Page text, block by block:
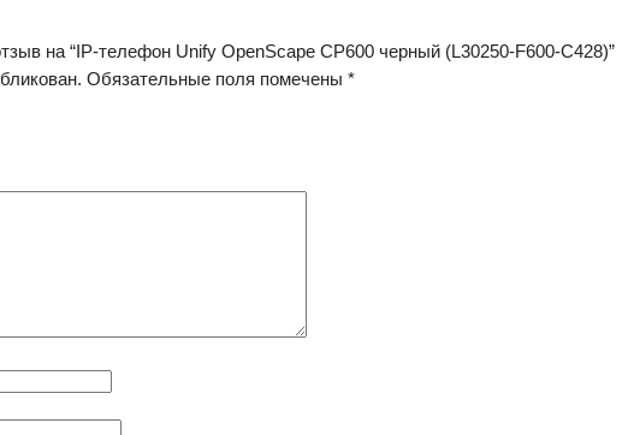
на “IP-телефон Unify OpenScape CP600 черный (L30250-F600-C428)”
Обязательные поля помечены*